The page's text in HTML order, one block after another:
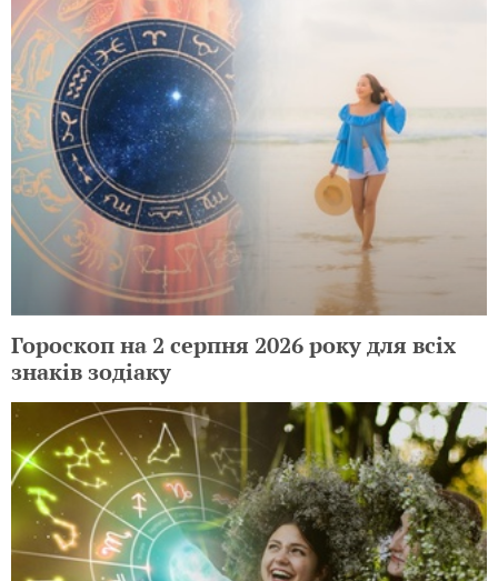
Гороскоп на 2 серпня 2026 року для всіх
знаків зодіаку